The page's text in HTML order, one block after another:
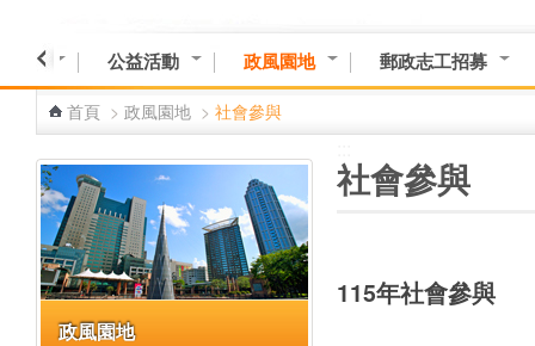
交流 公益活動 政風園地 郵政志工招募
首頁 > 政風園地 > 社會參與
政風園地
社會參與
115年社會參與